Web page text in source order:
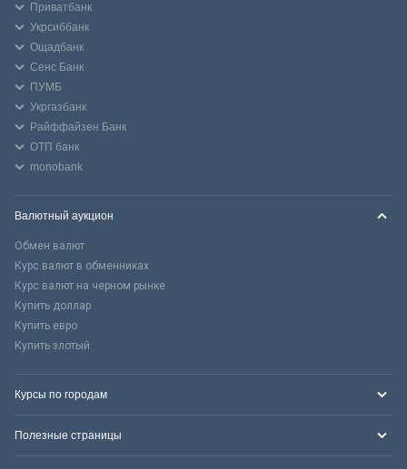
Приватбанк
Укрсиббанк
Ощадбанк
Сенс Банк
ПУМБ
Укргазбанк
Райффайзен Банк
ОТП банк
monobank
Валютный аукцион
Обмен валют
Курс валют в обменниках
Курс валют на черном рынке
Купить доллар
Купить евро
Купить злотый
Курсы по городам
Полезные страницы